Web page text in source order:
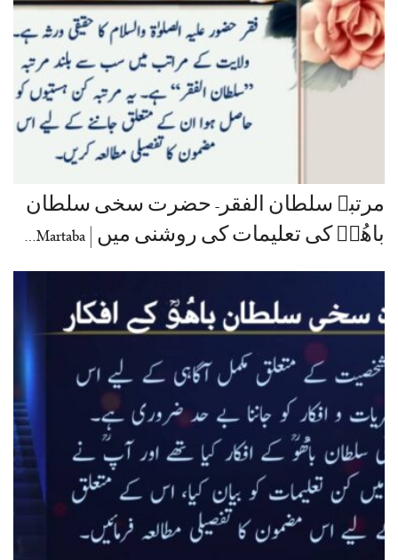
مرتبہ سلطان الفقر- حضرت سخی سلطان
باھُوؒ کی تعلیمات کی روشنی میں | Martaba…